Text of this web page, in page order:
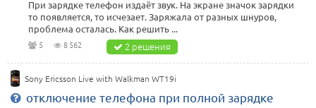
При зарядке телефон издаёт звук. На экране значок зарядки
то появляется, то исчезает. Заряжала от разных шнуров,
проблема осталась. Как решить ...
5 8 562 2 решения
Sony Ericsson Live with Walkman WT19i
отключение телефона при полной зарядке